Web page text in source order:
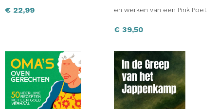
€ 22,99 en werken van een Pink Poet
€ 39,50